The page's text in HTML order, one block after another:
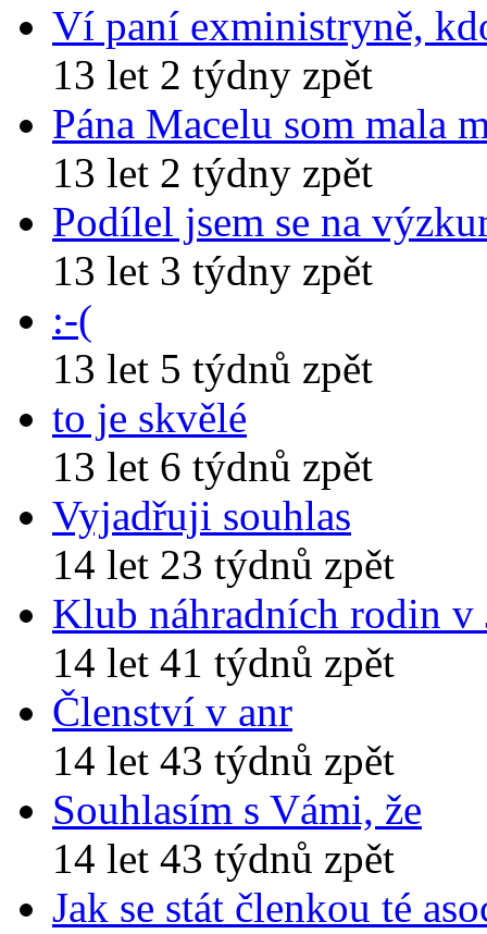
Ví paní exministryně,
13 let 2 týdny zpět
Pána Macelu som mala
13 let 2 týdny zpět
Podílel jsem se na
13 let 3 týdny zpět
:-(
13 let 5 týdnů zpět
to je skvělé
13 let 6 týdnů zpět
Vyjadřuji souhlas
14 let 23 týdnů zpět
Klub náhradních rodin v
14 let 41 týdnů zpět
Členství v anr
14 let 43 týdnů zpět
Souhlasím s Vámi, že
14 let 43 týdnů zpět
Jak se stát členkou té